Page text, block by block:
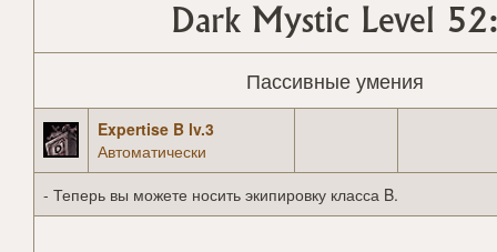
Dark Mystic Level
Пассивные умения
Expertise B lv.3
Автоматически
- Теперь вы можете носить экипировку класса B.